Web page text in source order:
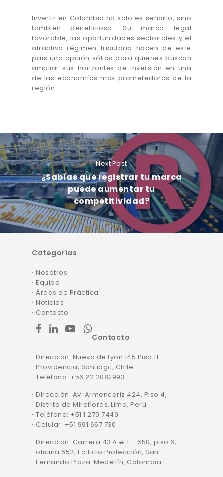
Invertir en Colombia no solo es sencillo, sino
también beneficioso. Su marco legal
favorable, las oportunidades sectoriales y el
atractivo régimen tributario hacen de este
país una opción sólida para quienes buscan
ampliar sus horizontes de inversión en una
de las economías más prometedoras de la
región.
Next Post
¿Sabías que registrar tu marca
puede aumentar tu
competitividad?
Categorías
Nosotros
Equipo
Áreas de Práctica
Noticias
Contacto
facebook
linkedinyoutubewhatsapp
Contacto
Dirección: Nueva de Lyon 145 Piso 11
Providencia, Santiago, Chile
Teléfono: +56 22 2082993
Dirección: Av. Armendariz 424, Piso 4,
Distrito de Miraflores, Lima, Perú.
Teléfono: +51 1 270 7449
Celular: +51 991 667 730
Dirección: Carrera 43 A # 1 – 650, piso 6,
oficina 652, Edificio Protección, San
Fernando Plaza. Medellín, Colombia.